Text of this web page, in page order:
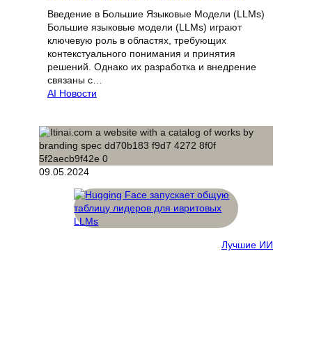
Введение в Большие Языковые Модели (LLMs)
Большие языковые модели (LLMs) играют
ключевую роль в областях, требующих
контекстуального понимания и принятия
решений. Однако их разработка и внедрение
связаны с…
AI Новости
09.05.2024
Лучшие ИИ